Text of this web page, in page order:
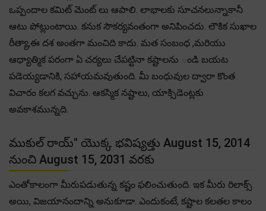
ఒప్పందాల కమిట్ మెంట్ లు ఆపాలి. లాభాలకు సూచనలున్నాకానీ
ఆటు పోట్లుంటాయి. కనుక సౌకర్యవంతంగా అనిపించదు. లౌకిక సుఖాల
రీత్యా,ఈ దశ అంతగా మంచిది కాదు. మత సంబంధ ,మరియు
ఆధ్యాత్మిక పరంగా ఏ చర్యలు చేపట్టినా కష్టాలను ండి బయట
పడెయ్యడానికి, సహాయమవుతుంది. మీ బంధువుల ద్వారా కొంత
విచారం కలగ వచ్చును. ఆకస్మిక నష్టాలు, యాక్సిడెంట్లకు
అవకాశమున్నది.
ముకుల్ రాయ్" యొక్క భవిష్యత్తు August 15, 2014
నుంచి August 15, 2031 వరకు
ఎంతోకాలంగా మీరుపడుతున్న కష్టం ఫలించుతుంది. ఇక మీరు రిలాక్స్
అయి, విజయానందాన్ని అనుకూడా. ఎందుకంటే, కష్టాల కలతల కాలం